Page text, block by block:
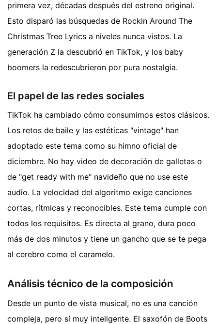
primera vez, décadas después del estreno original.
Esto disparó las búsquedas de Rockin Around The
Christmas Tree Lyrics a niveles nunca vistos. La
generación Z la descubrió en TikTok, y los baby
boomers la redescubrieron por pura nostalgia.
El papel de las redes sociales
TikTok ha cambiado cómo consumimos estos clásicos.
Los retos de baile y las estéticas "vintage" han
adoptado este tema como su himno oficial de
diciembre. No hay video de decoración de galletas o
de "get ready with me" navideño que no use este
audio. La velocidad del algoritmo exige canciones
cortas, rítmicas y reconocibles. Este tema cumple con
todos los requisitos. Es directa al grano, dura poco
más de dos minutos y tiene un gancho que se te pega
al cerebro como el caramelo.
Análisis técnico de la composición
Desde un punto de vista musical, no es una canción
compleja, pero sí muy inteligente. El saxofón de Boots